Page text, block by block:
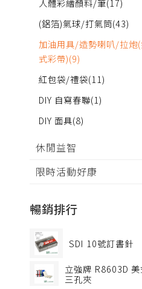
人體彩繪顏料/筆(17)
(鋁箔)氣球/打氣筒(43)
加油用具/造勢喇叭/拉炮
式彩帶)(9)
紅包袋/禮袋(11)
DIY 自寫春聯(1)
DIY 面具(8)
休閒益智
限時活動好康
暢銷排行
SDI 10號訂書針
立強牌 R8603D 美
三孔夾